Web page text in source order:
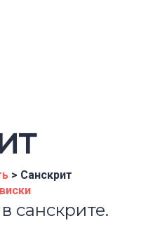
> Санскрит
санскрите.